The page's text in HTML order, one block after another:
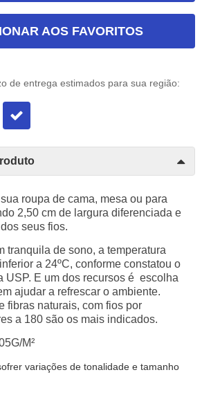
AOS FAVORITOS
de entrega estimados para sua região:
roupa de cama, mesa ou para
2,50 cm de largura diferenciada e
seus fios.
tranquila de sono, a temperatura
a 24ºC, conforme constatou o
USP. E um dos recursos é escolha
ajudar a refrescar o ambiente.
fibras naturais, com fios por
a 180 são os mais indicados.
M²
variações de tonalidade e tamanho